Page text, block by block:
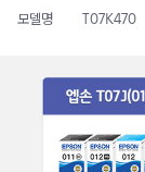
모델명 T07K470